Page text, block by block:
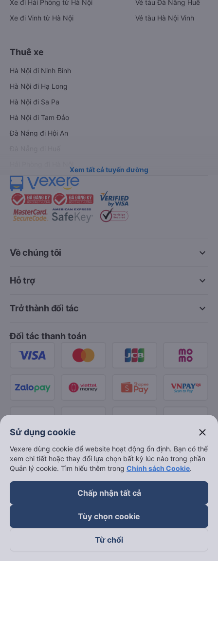
Xe đi Hải Phòng từ Hà Nội
Xe đi Vinh từ Hà Nội
Vé tàu Đà Nẵng Huế
Vé tàu Hà Nội Vinh
Thuê xe
Hà Nội đi Ninh Bình
Hà Nội đi Hạ Long
Hà Nội đi Sa Pa
Hà Nội đi Tam Đảo
Đà Nẵng đi Hội An
Xem tất cả tuyến đường
keyboard_arrow_down
Về chúng tôi
keyboard_arrow_down
Hỗ trợ
keyboard_arrow_down
Trở thành đối tác
Đối tác thanh toán
Theo dõi chúng tôi trên
Sử dụng cookie close
Vexere dùng cookie để website hoạt động ổn định. Bạn có thể
xem chi tiết hoặc thay đổi lựa chọn bất kỳ lúc nào trong phần
Quản lý cookie. Tìm hiểu thêm trong Chính sách Cookie.
Chấp nhận tất cả
Tùy chọn cookie
Từ chối